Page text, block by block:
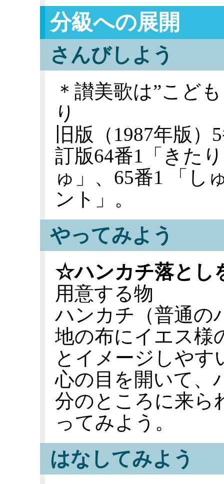
分級への展開
さんびしよう
＊讃美歌は”こど
り
旧版（1987年版
訂版64番1「きた
ゅ」、65番1 「し
ント」。
やってみよう
☆ハンカチ落とし
用意する物
ハンカチ（普通の
地の布にイエス様
とイメージしやす
心の目を開いて、
分のところに来ら
ってみよう。
はなしてみよう